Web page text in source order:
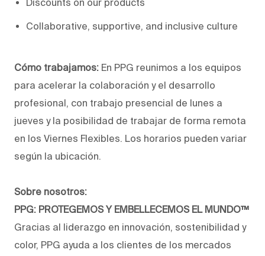
Discounts on our products
Collaborative, supportive, and inclusive culture
Cómo trabajamos: En PPG reunimos a los equipos
para acelerar la colaboración y el desarrollo
profesional, con trabajo presencial de lunes a
jueves y la posibilidad de trabajar de forma remota
en los Viernes Flexibles. Los horarios pueden variar
según la ubicación.
Sobre nosotros:
PPG: PROTEGEMOS Y EMBELLECEMOS EL MUNDO™
Gracias al liderazgo en innovación, sostenibilidad y
color, PPG ayuda a los clientes de los mercados